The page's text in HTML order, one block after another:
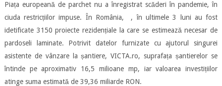
Piața europeană de parchet nu a înregistrat scăderi în pandemie, în
ciuda restricțiilor impuse. În România, , în ultimele 3 luni au fost
idetificate 3150 proiecte rezidențiale la care se estimează necesar de
pardoseli laminate. Potrivit datelor furnizate cu ajutorul singurei
asistente de vânzare la șantiere, VICTA.ro, suprafața șantierelor se
întinde pe aproximativ 16,5 milioane mp, iar valoarea investițiilor
atinge suma estimată de 39,36 miliarde RON.